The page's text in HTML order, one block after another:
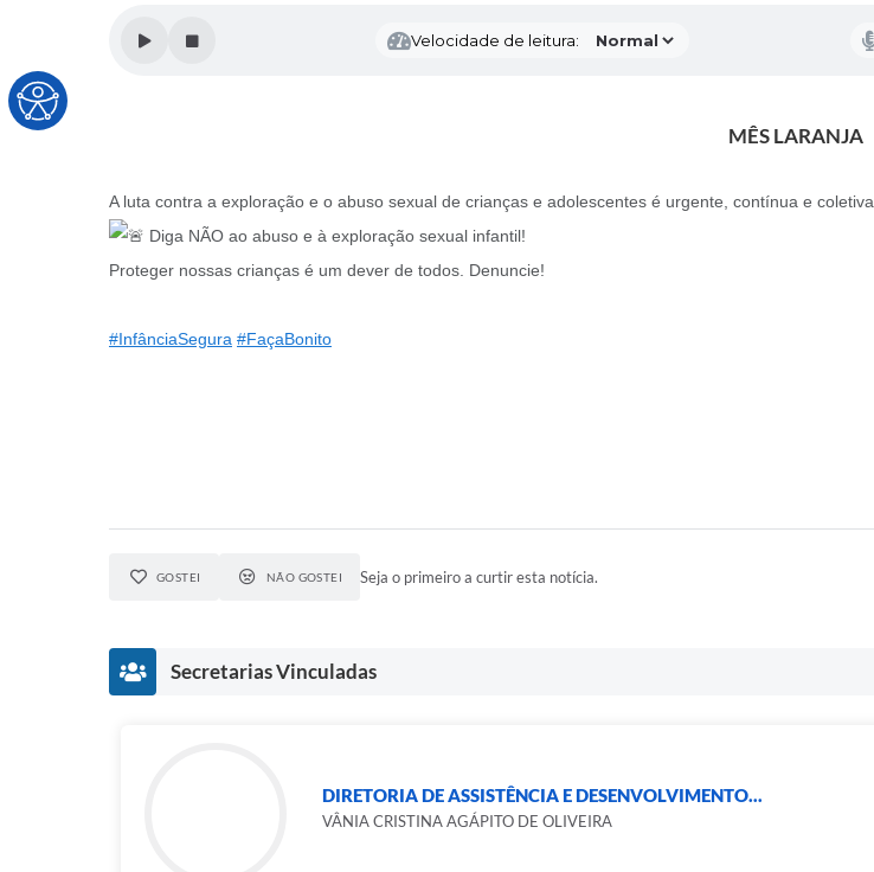
Velocidade de leitura:
MÊS LARANJA
A luta contra a exploração e o abuso sexual de crianças e adolescentes é urgente, contínua e coletiva.
Diga NÃO ao abuso e à exploração sexual infantil!
Proteger nossas crianças é um dever de todos. Denuncie!
#InfânciaSegura #FaçaBonito
GOSTEI NÃO GOSTEI Seja o primeiro a curtir esta notícia.
Secretarias Vinculadas
DIRETORIA DE ASSISTÊNCIA E DESENVOLVIMENTO...
VÂNIA CRISTINA AGÁPITO DE OLIVEIRA